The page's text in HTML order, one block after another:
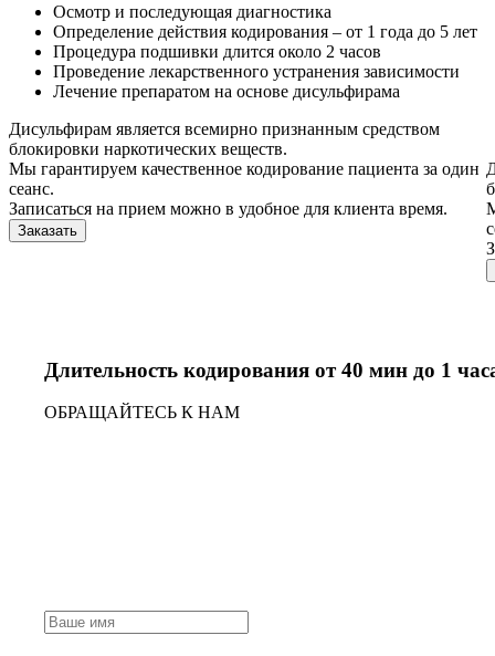
Осмотр и последующая диагностика
Определение действия кодирования – от 1 года до 5 лет
Процедура подшивки длится около 2 часов
Проведение лекарственного устранения зависимости
Лечение препаратом на основе дисульфирама
Дисульфирам является всемирно признанным средством
блокировки наркотических веществ.
Мы гарантируем качественное кодирование пациента за один
сеанс.
Записаться на прием можно в удобное для клиента время.
Заказать
Длительность кодирования от 40 мин до 1
ОБРАЩАЙТЕСЬ К НАМ